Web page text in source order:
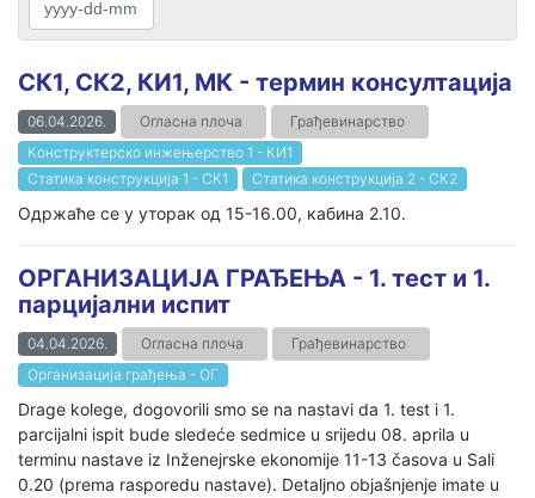
СК1, СК2, КИ1, МК - термин консултација
06.04.2026. Огласна плоча
Грађевинарство
Конструктерско инжењерство 1 - КИ1
Статика конструкција 1 - СК1
Статика конструкција 2 - СК2
Одржаће се у уторак од 15-16.00, кабина 2.10.
ОРГАНИЗАЦИЈА ГРАЂЕЊА - 1. тест и 1.
парцијални испит
04.04.2026. Огласна плоча
Грађевинарство
Организација грађења - ОГ
Drage kolege, dogovorili smo se na nastavi da 1. test i 1.
parcijalni ispit bude sledeće sedmice u srijedu 08. aprila u
terminu nastave iz Inženejrske ekonomije 11-13 časova u Sali
0.20 (prema rasporedu nastave). Detaljno objašnjenje imate u